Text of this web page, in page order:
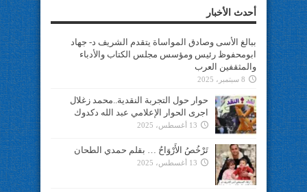
أحدث الأخبار
ببالغ الأسى وصادق المواساة يتقدم الشريف د- جهاد
ابومحفوظ رئيس ومؤسس مجلس الكتاب والأدباء
والمثقفين العرب
8 سبتمبر، 2025
حوار حول التجربة النقدية..محمد زغلال
اجرى الحوار الإعلامي عبد الله دكدوك
13 أغسطس، 2025
تَرْخُصُ الأَرْوَاحُ … بقلم حمدي الطحان
13 أغسطس، 2025